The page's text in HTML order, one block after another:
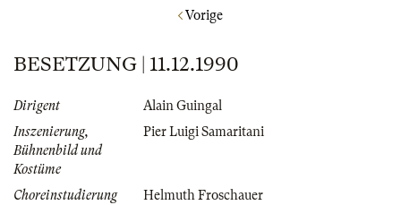
Vorige
BESETZUNG | 11.12.1990
Dirigent
Alain Guingal
Inszenierung,
Bühnenbild und
Kostüme
Pier Luigi Samaritani
Choreinstudierung Helmuth Froschauer